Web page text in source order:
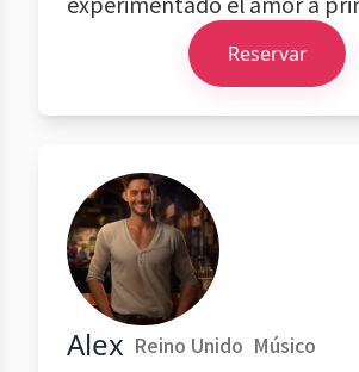
Reservar
Alex Reino Unido Músico